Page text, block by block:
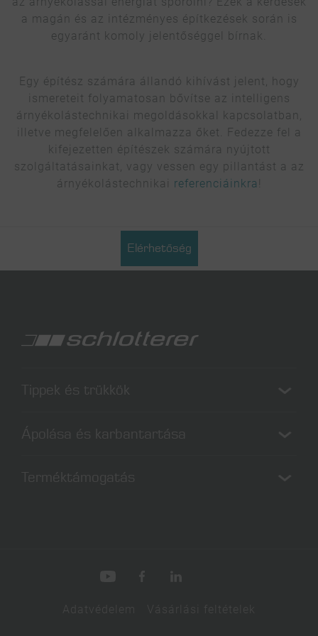
a magán és az intézményes építkezések során is
egyaránt komoly jelentőséggel bírnak.
Egy építész számára állandó kihívást jelent, hogy
ismereteit folyamatosan bővítse az intelligens
árnyékolástechnikai megoldásokkal kapcsolatban,
illetve megfelelően alkalmazza őket. Fedezze fel a
kifejezetten építészek számára nyújtott
szolgáltatásainkat, vagy vessen egy pillantást a az
árnyékolástechnikai referenciáinkra
Elérhetőség
Tippek és trükkök
Redőny megoldás hőszigetelésre
Ápolása és karbantartása
Redőnyök tisztítása
Terméktámogatás
Adatvédelem Vásárlási feltételek
Google reCaptcha
Google Ireland Limited, Írország
Részletek hoz Google